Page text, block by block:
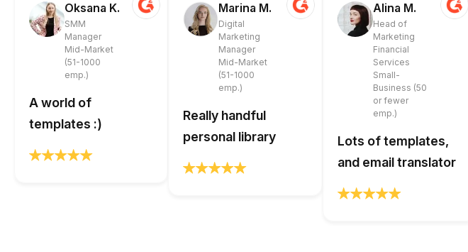
Oksana K.
SMM
Manager
Mid-Market
(51-1000
emp.)
A world of
templates :)
Marina M.
Digital
Marketing
Manager
Mid-Market
(51-1000
emp.)
Really handful
personal library
Alina M.
Head of
Marketing
Financial
Services
Small-
Business (50
or fewer
emp.)
Lots of templates,
and email translator